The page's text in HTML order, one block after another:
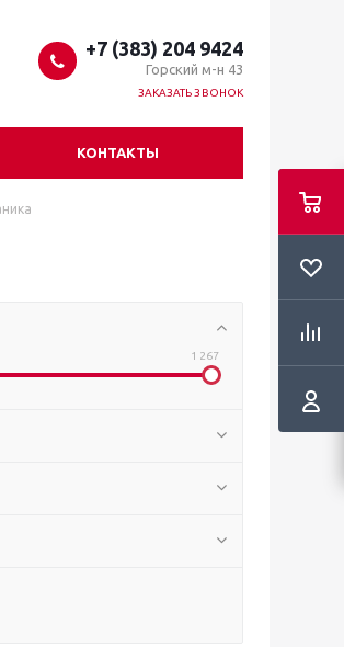
+7 (383) 204 9424
Горский м-н 43
ЗАКАЗАТЬ ЗВОНОК
КОНТАКТЫ
1 267